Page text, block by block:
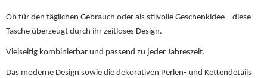
Ob für den täglichen Gebrauch oder als stilvolle Geschenkidee – diese
Tasche überzeugt durch ihr zeitloses Design.
Vielseitig kombinierbar und passend zu jeder Jahreszeit.
Das moderne Design sowie die dekorativen Perlen- und Kettendetails